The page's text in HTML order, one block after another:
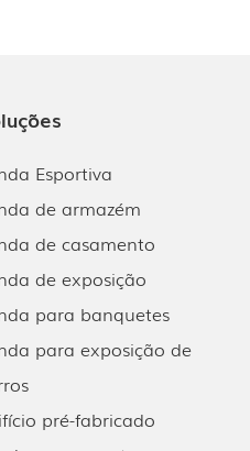
Esportiva
de armazém
de casamento
de exposição
para banquetes
para exposição de
pré-fabricado